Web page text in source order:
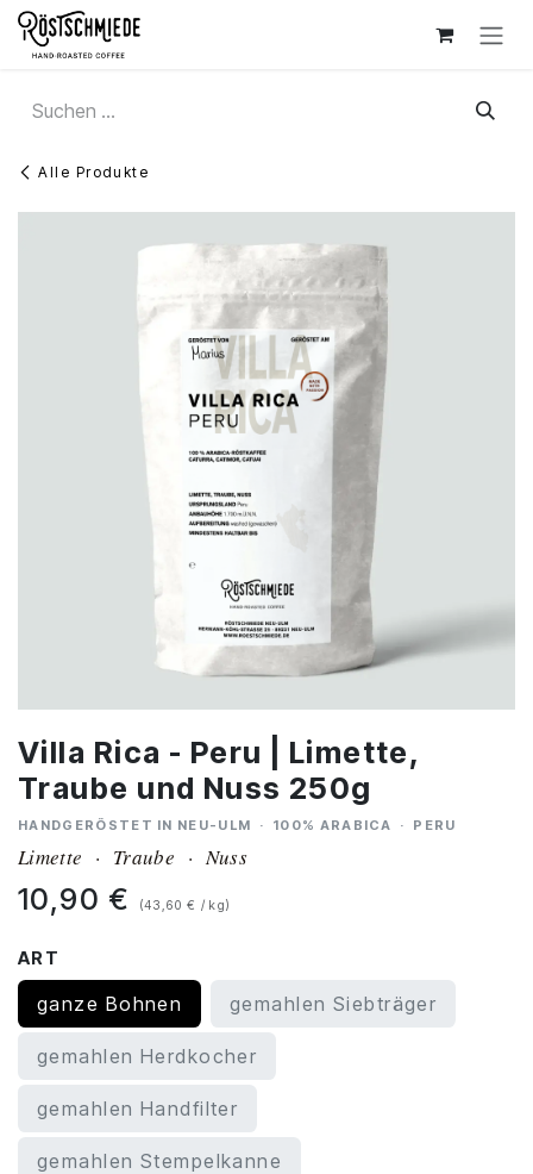
Zum Inhalt springen
Alle Produkte
Villa Rica - Peru | Limette,
Traube und Nuss 250g
HANDGERÖSTET IN NEU-ULM · 100% ARABICA · PERU
Limette · Traube · Nuss
10,90 € (43,60 € / kg)
ART
ganze Bohnen gemahlen Siebträger
gemahlen Herdkocher
gemahlen Handfilter
gemahlen Stempelkanne